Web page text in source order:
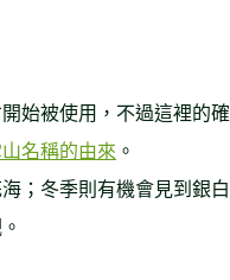
始被使用，不過這裡的確
名稱的由來 。
；冬季則有機會見到銀白